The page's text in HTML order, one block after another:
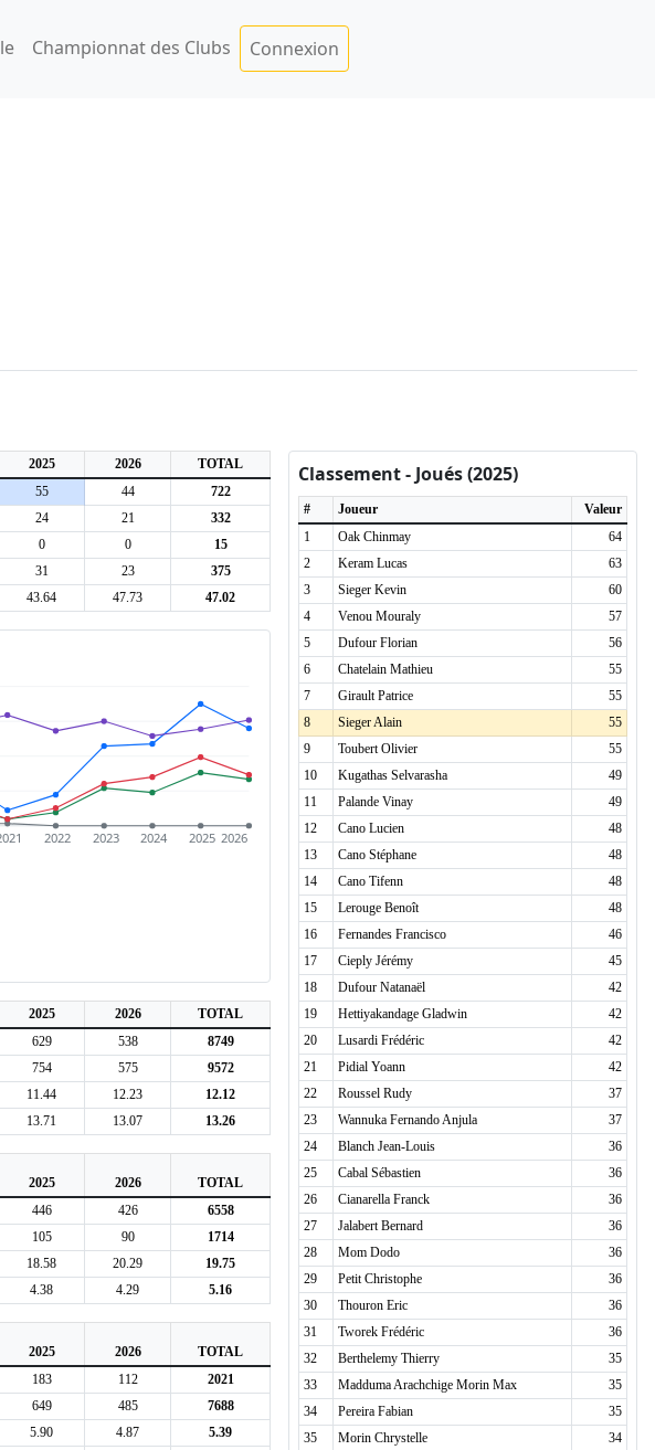
Championnat des Clubs Connexion
2025 2026
TOTAL
55 44
722
24 21
332
0 0
15
31 23
375
43.64 47.73 47.02
2022 2023 2024 2025 2026
2025 2026
TOTAL
629 538
8749
754 575
9572
11.44 12.23
12.12
13.71 13.07 13.26
2025 2026
TOTAL
446 426
6558
105 90
1714
18.58 20.29
19.75
4.38 4.29 5.16
2025 2026
TOTAL
183 112
2021
649 485
7688
5.90 4.87
5.39
Classement - Joués (2025)
# Joueur
Valeur
1
Oak Chinmay
64
2
Keram Lucas
63
3
Sieger Kevin
60
4
Venou Mouraly
57
5
Dufour Florian
56
6
Chatelain Mathieu
55
7
Girault Patrice
55
8
Sieger Alain
55
9
Toubert Olivier
55
10
Kugathas Selvarasha
49
11
Palande Vinay
49
12
Cano Lucien
48
13
Cano Stéphane
48
14
Cano Tifenn
48
15
Lerouge Benoît
48
16
Fernandes Francisco
46
17
Cieply Jérémy
45
18
Dufour Natanaël
42
19
Hettiyakandage Gladwin
42
20
Lusardi Frédéric
42
21
Pidial Yoann
42
22
Roussel Rudy
37
23
Wannuka Fernando Anjula
37
24
Blanch Jean-Louis
36
25
Cabal Sébastien
36
26
Cianarella Franck
36
27
Jalabert Bernard
36
28
Mom Dodo
36
29
Petit Christophe
36
30
Thouron Eric
36
31
Tworek Frédéric
36
32
Berthelemy Thierry
35
33
Madduma Arachchige Morin Max
35
34
Pereira Fabian
35
35
Morin Chrystelle
34